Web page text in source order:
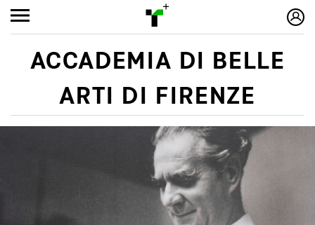
ACCADEMIA DI BELLE
ARTI DI FIRENZE